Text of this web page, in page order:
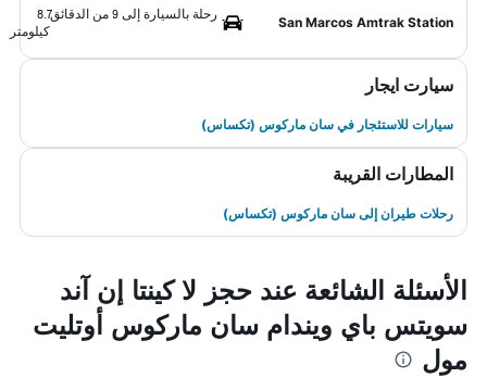
San Marcos Amtrak Station
رحلة بالسيارة إلى 9 من الدقائق
8.7
كيلومتر
سيارت ايجار
سيارات للاستئجار في سان ماركوس (تكساس)
المطارات القريبة
رحلات طيران إلى سان ماركوس (تكساس)
الأسئلة الشائعة عند حجز لا كينتا إن آند
سويتس باي ويندام سان ماركوس أوتليت
مول